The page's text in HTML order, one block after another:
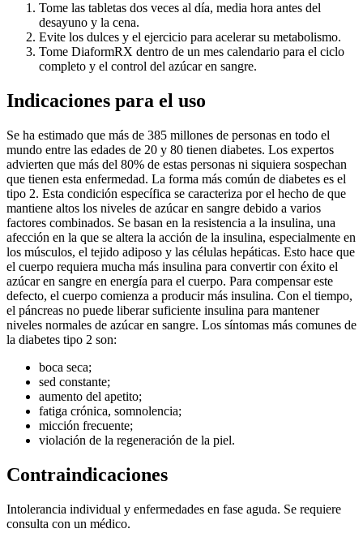
Tome las tabletas dos veces al día, media hora antes del
desayuno y la cena.
Evite los dulces y el ejercicio para acelerar su metabolismo.
Tome DiaformRX dentro de un mes calendario para el ciclo
completo y el control del azúcar en sangre.
Indicaciones para el uso
Se ha estimado que más de 385 millones de personas en todo el
mundo entre las edades de 20 y 80 tienen diabetes. Los expertos
advierten que más del 80% de estas personas ni siquiera sospechan
que tienen esta enfermedad. La forma más común de diabetes es el
tipo 2. Esta condición específica se caracteriza por el hecho de que
mantiene altos los niveles de azúcar en sangre debido a varios
factores combinados. Se basan en la resistencia a la insulina, una
afección en la que se altera la acción de la insulina, especialmente en
los músculos, el tejido adiposo y las células hepáticas. Esto hace que
el cuerpo requiera mucha más insulina para convertir con éxito el
azúcar en sangre en energía para el cuerpo. Para compensar este
defecto, el cuerpo comienza a producir más insulina. Con el tiempo,
el páncreas no puede liberar suficiente insulina para mantener
niveles normales de azúcar en sangre. Los síntomas más comunes de
la diabetes tipo 2 son:
boca seca;
sed constante;
aumento del apetito;
fatiga crónica, somnolencia;
micción frecuente;
violación de la regeneración de la piel.
Contraindicaciones
Intolerancia individual y enfermedades en fase aguda. Se requiere
consulta con un médico.